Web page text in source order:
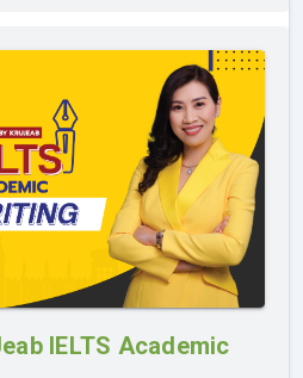
สำหรับคนรีบสอบ โดยเนื้อหาใน
วบรัด แต่ครบถ้วน การสอนอาจจะ
นิคขั้นสูง เป็นการติวสอบ IELTS
IELTS Academic